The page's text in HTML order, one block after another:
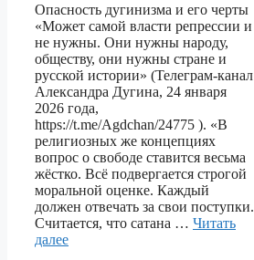
Опасность дугинизма и его черты
«Может самой власти репрессии и
не нужны. Они нужны народу,
обществу, они нужны стране и
русской истории» (Телеграм-канал
Александра Дугина, 24 января
2026 года,
https://t.me/Agdchan/24775 ). «В
религиозных же концепциях
вопрос о свободе ставится весьма
жёстко. Всё подвергается строгой
моральной оценке. Каждый
должен отвечать за свои поступки.
Считается, что сатана … Читать
далее